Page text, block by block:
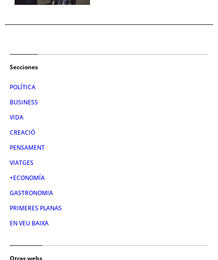
Secciones
POLÍTICA
BUSINESS
VIDA
CREACIÓ
PENSAMENT
VIATGES
+ECONOMÍA
GASTRONOMIA
PRIMERES PLANAS
EN VEU BAIXA
Otras webs